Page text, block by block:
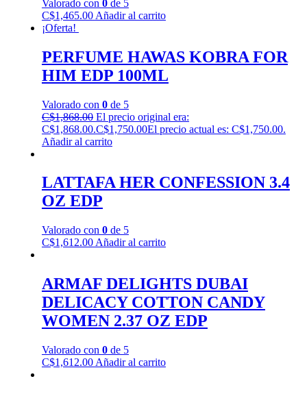
Valorado con 0de 5
C$1,465.00 Añadir al carrito
¡Oferta!
PERFUME HAWAS KOBRA FOR
HIM EDP 100ML
Valorado con 0de 5
C$1,868.00 El precio original era:
C$1,868.00.C$1,750.00El precio actual es: C$1,750.00.
Añadir al carrito
LATTAFA HER CONFESSION 3.4
OZ EDP
Valorado con 0de 5
C$1,612.00 Añadir al carrito
ARMAF DELIGHTS DUBAI
DELICACY COTTON CANDY
WOMEN 2.37 OZ EDP
Valorado con 0de 5
C$1,612.00 Añadir al carrito